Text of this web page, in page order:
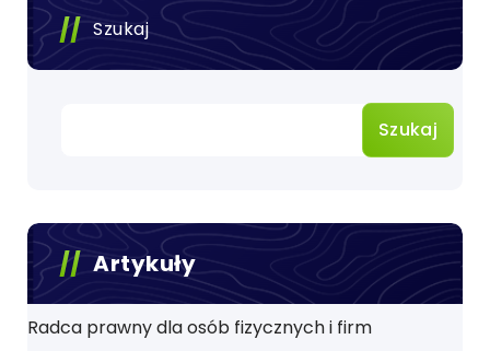
Szukaj
Szukaj
Artykuły
Radca prawny dla osób fizycznych i firm